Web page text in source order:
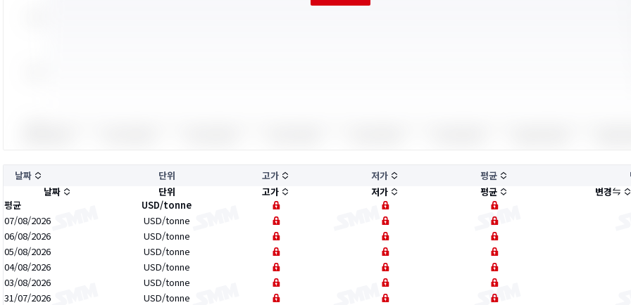
날짜 단위 고가 저가 평균
날짜
단위 고가 저가 평균
변경
평균
USD/tonne
07/08/2026
USD/tonne
06/08/2026
USD/tonne
05/08/2026
USD/tonne
04/08/2026
USD/tonne
03/08/2026
USD/tonne
31/07/2026
USD/tonne